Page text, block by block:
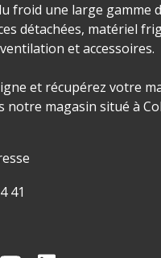
froid une large gamme
détachées, matériel
et accessoires.
et récupérez votre
notre magasin situé à
41